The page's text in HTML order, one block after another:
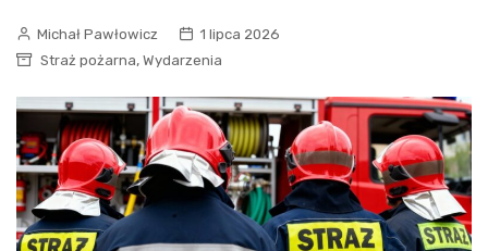
Michał Pawłowicz
1 lipca 2026
Straż pożarna, Wydarzenia